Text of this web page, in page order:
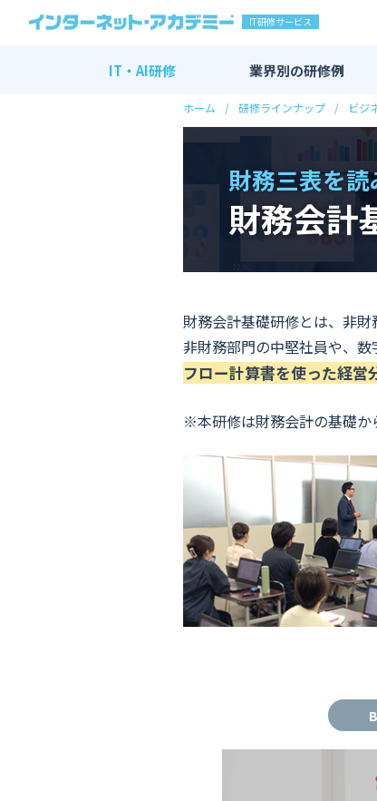
IT研修サービス
IT・AI研修
IT・AI研修 全一覧
新入社員向け研修
マーケティング研修
業界別の研修例
ホーム 研修ラインナップ ビジ
財務三表を
財務会計
財務会計基礎研修とは、非
非財務部門の中堅社員や、数
フロー計算書を使った経営
※本研修は財務会計の基礎か